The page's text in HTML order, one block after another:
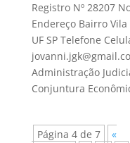
Registro Nº 28207
Endereço Bairro
UF SP Telefone
Administração
Conjuntura
Página 4 de 7
«